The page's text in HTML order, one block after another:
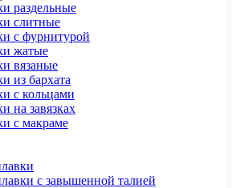
раздельные
слитные
с фурнитурой
жатые
вязаные
из бархата
с кольцами
на завязках
с макраме
с завышенной талией